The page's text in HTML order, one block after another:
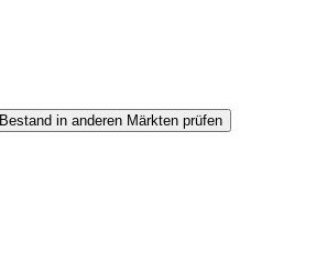
Bestand in anderen Märkten prüfen